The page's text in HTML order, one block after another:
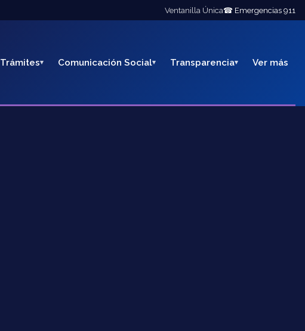
Ventanilla Única☎ Emergencias 911
Trámites Comunicación Social Transparencia Ver más